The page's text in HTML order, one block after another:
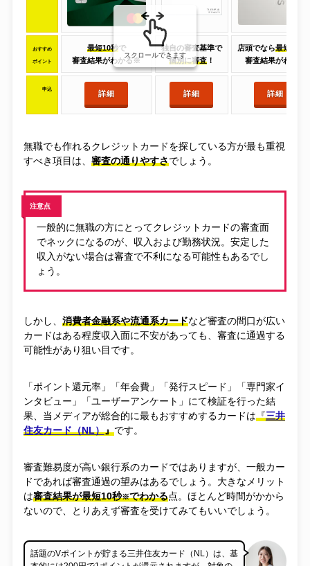
おすすめ
ポイント
最短10秒で
審査結果がわかる※
独自の審査基準で
個別に審査！
店頭でなら最短30分
審査結果がわかる
申込
詳細 詳細 詳細
スクロールできます
無職でも作れるクレジットカードを探している方が最も重視
すべき項目は、 審査の通りやすさでしょう。
注意点
一般的に無職の方にとってクレジットカードの審査面
でネックになるのが、収入および勤務状況。安定した
収入がない場合は審査で不利になる可能性もあるでし
ょう。
しかし、 消費者金融系や流通系カードなど審査の間口が広い
カードはある程度収入面に不安があっても、審査に通過する
可能性があり狙い目です。
「ポイント還元率」「年会費」「発行スピード」「専門家イ
ンタビュー」「ユーザーアンケート」にて検証を行った結
果、当メディアが総合的に最もおすすめするカードは『三井
住友カード（NL）』です。
審査難易度が高い銀行系のカードではありますが、一般カー
ドであれば審査通過の望みはあるでしょう。大きなメリット
は審査結果が最短10秒※でわかる点。ほとんど時間がかから
ないので、とりあえず審査を受けてみてもいいでしょう。
話題のVポイントが貯まる三井住友カード（NL）は、基